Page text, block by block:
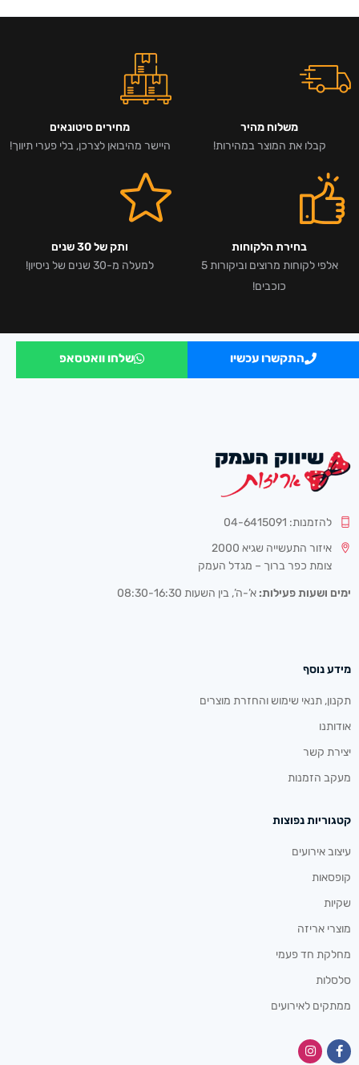
משלוח מהיר
קבלו את המוצר במהירות!
מחירים סיטונאים
היישר מהיבואן לצרכן, בלי פערי תיווך!
בחירת הלקוחות
אלפי לקוחות מרוצים וביקורות 5
כוכבים!
ותק של 30 שנים
למעלה מ-30 שנים של ניסיון!
התקשרו עכשיו שלחו וואטסאפ
להזמנות: 04-6415091
איזור התעשייה שגיא 2000
צומת כפר ברוך – מגדל העמק
ימים ושעות פעילות: א’-ה’, בין השעות 08:30-16:30
מידע נוסף
תקנון, תנאי שימוש והחזרת מוצרים
אודותנו
יצירת קשר
מעקב הזמנות
קטגוריות נפוצות
עיצוב אירועים
קופסאות
שקיות
מוצרי אריזה
מחלקת חד פעמי
סלסלות
ממתקים לאירועים